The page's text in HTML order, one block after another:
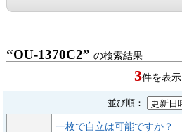
“OU-1370C2”の検索結果
3件を表示
並び順：
一枚で自立は可能ですか？